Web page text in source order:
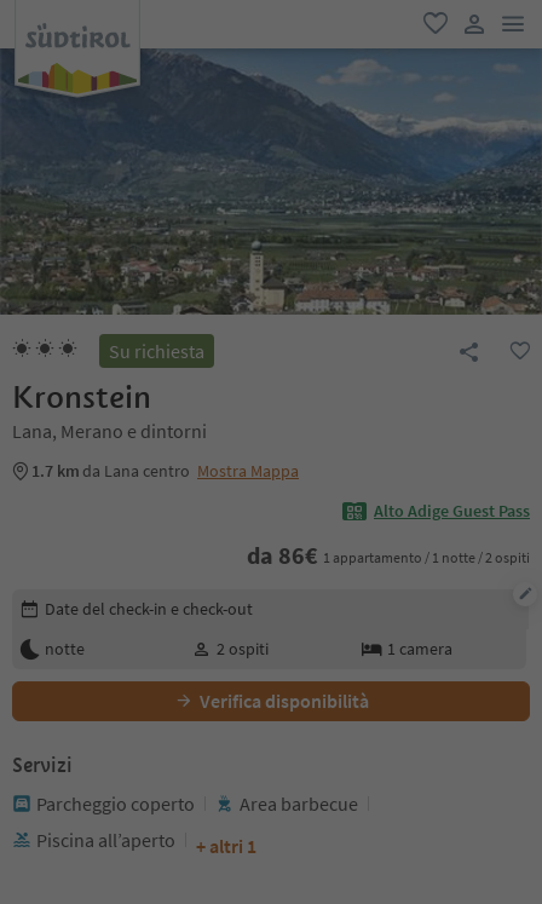
favoriti
user link
Su richiesta
Kronstein
Lana, Merano e dintorni
1.7 km da Lana centro Mostra Mappa
Alto Adige Guest Pass
da 86€ 1 appartamento / 1 notte / 2 ospiti
Modifica i dettagli della prenotazione
Date del check-in e check-out
notte
2 ospiti 1 camera
Verifica disponibilità
Servizi
Parcheggio coperto
Area barbecue
Piscina all’aperto
+ altri 1